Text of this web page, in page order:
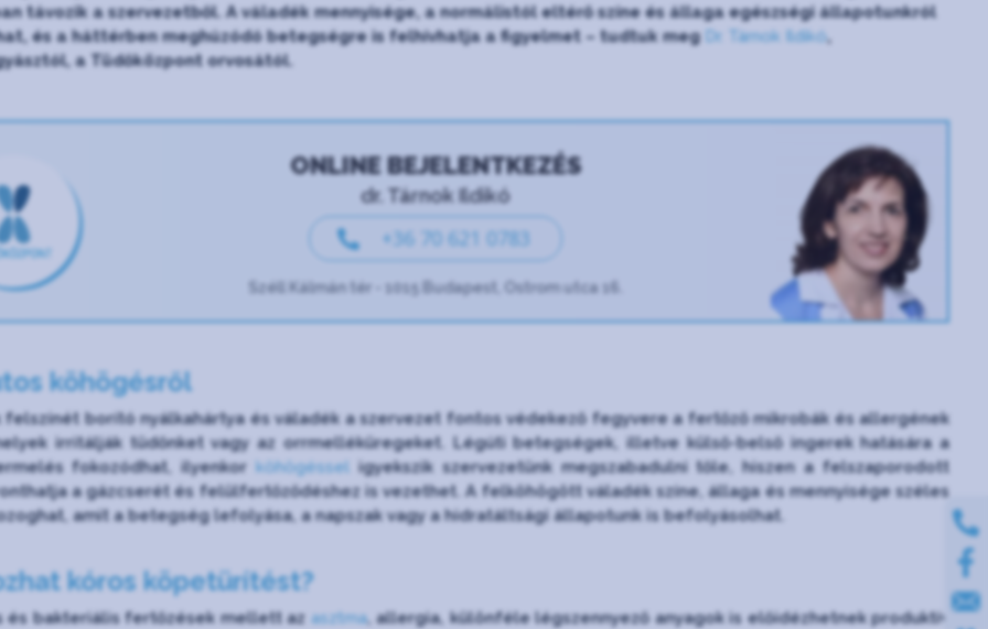
távozik a szervezetből. A váladék mennyisége, a normálistól eltérő színe és állaga egészségi állapotunkról
és a háttérben meghúzódó betegségre is felhívhatja a figyelmet – tudtuk meg
Dr. Tárnok Ildikó,
a Tüdőközpont orvosától.
ONLINE BEJELENTKEZÉS
dr. Tárnok Ildikó
+36 70 621 0783
Széll Kálmán tér - 1015 Budapest, Ostrom utca 16.
köhögésről
felszínét borító nyálkahártya és váladék a szervezet fontos védekező fegyvere a fertőző mikrobák és allergének
irritálják tüdőnket vagy az orrmelléküregeket. Légúti betegségek, illetve külső-belső ingerek hatására a
fokozódhat, ilyenkorköhögéssel igyekszik szervezetünk megszabadulni tőle, hiszen a felszaporodott
a gázcserét és felülfertőződéshez is vezethet. A felköhögött váladék színe, állaga és mennyisége széles
amit a betegség lefolyása, a napszak vagy a hidratáltsági állapotunk is befolyásolhat.
kóros köpetürítést?
és bakteriális fertőzések mellett az asztma, allergia, különféle légszennyező anyagok is előidézhetnek produktív